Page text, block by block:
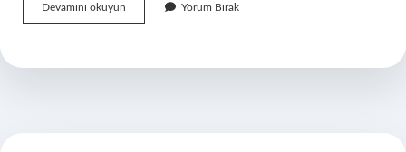
Devamını okuyun Akarsuların
rejimini
nelerdir
Yorum Bırak